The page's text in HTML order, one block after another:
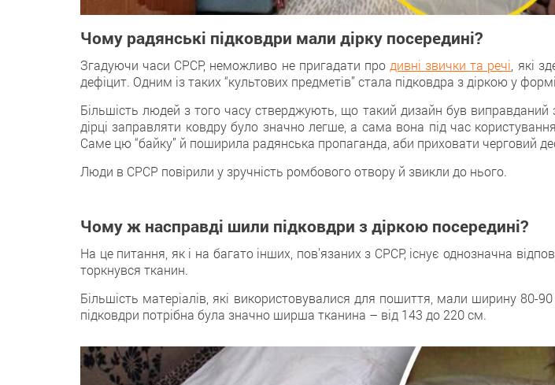
Чому радянські підковдри мали дірку посередині?
Згадуючи часи СРСР, неможливо не пригадати про дивні звички та речі , які
дефіцит. Одним із таких “культових предметів” стала підковдра з діркою у
Більшість людей з того часу стверджують, що такий дизайн був виправданий
дірці заправляти ковдру було значно легше, а сама вона під час
Саме цю “байку” й поширила радянська пропаганда, аби приховати черговий
Люди в СРСР повірили у зручність ромбового отвору й звикли до нього.
Чому ж насправді шили підковдри з діркою посередині?
На це питання, як і на багато інших, пов’язаних з СРСР, існує однозначна
торкнувся тканин.
Більшість матеріалів, які використовувалися для пошиття, мали ширину 80-
підковдри потрібна була значно ширша тканина – від 143 до 220 см.